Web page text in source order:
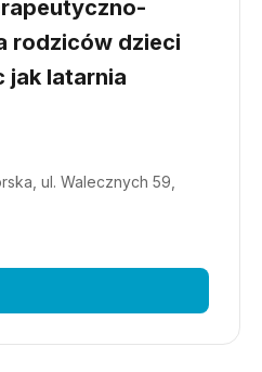
rodziców dzieci
jak latarnia
ul. Walecznych 59,